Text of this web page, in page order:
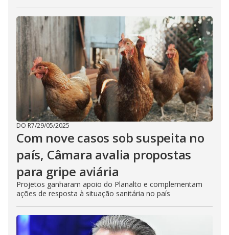
DO R7/29/05/2025
Com nove casos sob suspeita no
país, Câmara avalia propostas
para gripe aviária
Projetos ganharam apoio do Planalto e complementam
ações de resposta à situação sanitária no país